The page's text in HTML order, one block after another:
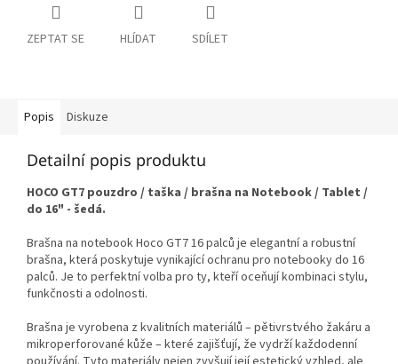
ZEPTAT SE HLÍDAT SDÍLET
Popis Diskuze
Detailní popis produktu
HOCO GT7 pouzdro / taška / brašna na Notebook / Tablet /
do 16" - šedá.
Brašna na notebook Hoco GT7 16 palců je elegantní a robustní
brašna, která poskytuje vynikající ochranu pro notebooky do 16
palců. Je to perfektní volba pro ty, kteří oceňují kombinaci stylu,
funkčnosti a odolnosti.
Brašna je vyrobena z kvalitních materiálů – pětivrstvého žakáru a
mikroperforované kůže – které zajišťují, že vydrží každodenní